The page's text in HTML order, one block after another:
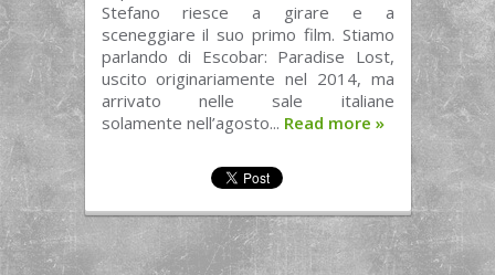
Stefano riesce a girare e a
sceneggiare il suo primo film. Stiamo
parlando di Escobar: Paradise Lost,
uscito originariamente nel 2014, ma
arrivato nelle sale italiane
solamente nell’agosto... Read more »